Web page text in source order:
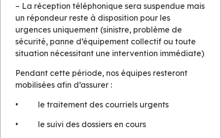
TREPIER VENTURINI IMMOBILIER
06190 ROQUEBRUNE CAP MARTIN
Tél. : 04.92.15.15.23
TREPIER VENTURINI IMMOBILIER NICE
– La réception téléphonique sera suspendue mais
un répondeur reste à disposition pour les
urgences uniquement (sinistre, problème de
sécurité, panne d’équipement collectif ou toute
situation nécessitant une intervention immédiate)
Pendant cette période, nos équipes resteront
mobilisées afin d’assurer :
• le traitement des courriels urgents
• le suivi des dossiers en cours